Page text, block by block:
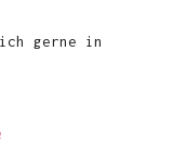
gerne in